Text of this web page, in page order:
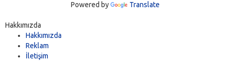
Powered by Translate
Hakkımızda
Hakkımızda
Reklam
İletişim